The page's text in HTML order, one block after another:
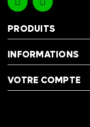
PRODUITS
INFORMATIONS
VOTRE COMPTE